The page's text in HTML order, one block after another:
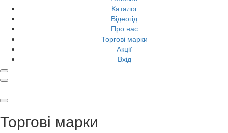
Каталог
Відеогід
Про нас
Торгові марки
Акції
Вхід
Торгові марки